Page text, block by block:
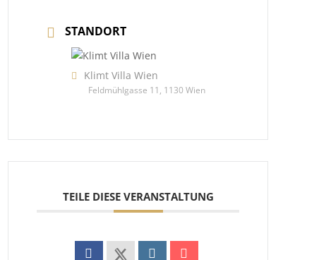
STANDORT
Klimt Villa Wien
Feldmühlgasse 11, 1130 Wien
TEILE DIESE VERANSTALTUNG